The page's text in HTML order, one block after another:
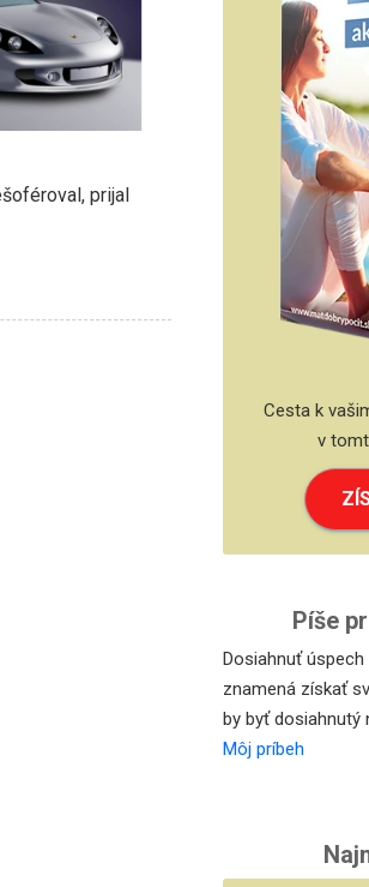
prijal
Cesta k
v
Píše
Dosiahnuť
znamená získať
by byť dosiahnutý
Môj príbeh